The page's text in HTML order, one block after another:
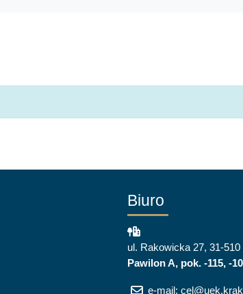
Biuro
ul. Rakowicka 27, 31-
Pawilon A, pok. -115, -
e-mail: